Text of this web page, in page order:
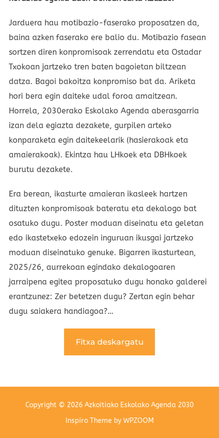
Jarduera hau motibazio-faserako proposatzen da,
baina azken faserako ere balio du. Motibazio fasean
sortzen diren konpromisoak zerrendatu eta Ostadar
Txokoan jartzeko tren baten bagoietan biltzean
datza. Bagoi bakoitza konpromiso bat da. Ariketa
hori bera egin daiteke udal foroa amaitzean.
Horrela, 2030erako Eskolako Agenda aberasgarria
izan dela egiazta dezakete, gurpilen arteko
konparaketa egin daitekeelarik (hasierakoak eta
amaierakoak). Ekintza hau LHkoek eta DBHkoek
burutu dezakete.
Era berean, ikasturte amaieran ikasleek hartzen
dituzten konpromisoak bateratu eta dekalogo bat
osatuko dugu. Poster moduan diseinatu eta geletan
edo ikastetxeko edozein inguruan ikusgai jartzeko
moduan diseinatuko genuke. Bigarren ikasturtean,
2025/26, aurrekoan egindako dekalogoaren
jarraipena egitea proposatuko dugu honako galderei
erantzunez: Zer betetzen dugu? Zertan egin behar
dugu saiakera handiagoa?…
Fitxa deskargatu
Copyright © 2026 Azkoitiako Eskolako Agenda 2030
Inspiro Theme by WPZOOM